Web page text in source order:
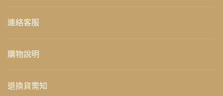
連絡客服
購物說明
退換貨需知